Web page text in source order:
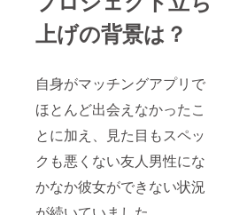
上げの背景は？
自身がマッチングアプリで
ほとんど出会えなかったこ
とに加え、見た目もスペッ
クも悪くない友人男性にな
かなか彼女ができない状況